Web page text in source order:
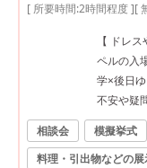
[ 所要時間:2時間程度][
【 ドレ
ペルの入
学×後日
不安や疑
相談会
模擬挙式
料理・引出物などの展